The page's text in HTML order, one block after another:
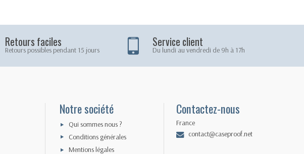
Retours faciles
Retours possibles pendant 15 jours
Service client
Du lundi au vendredi de 9h à 17h
Notre société
Qui sommes nous ?
Conditions générales
Mentions légales
Contactez-nous
France
contact@caseproof.net